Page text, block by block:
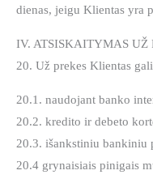
dienas, jeigu Klientas yra
IV. ATSISKAITYMAS UŽ
20. Už prekes Klientas
20.1. naudojant banko
20.2. kredito ir debeto
20.3. išankstiniu bankiniu
20.4 grynaisiais pinigais